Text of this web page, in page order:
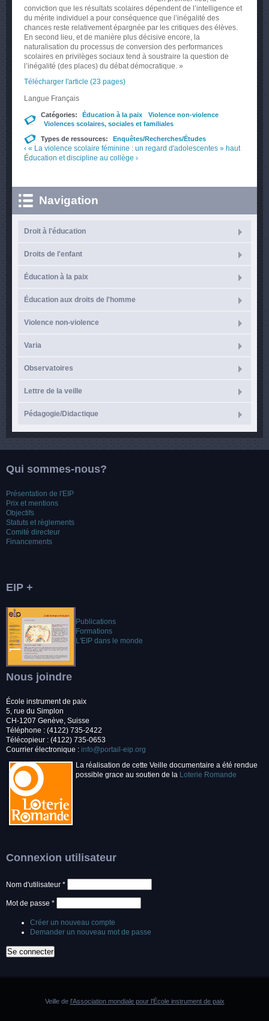
conviction que les résultats scolaires dépendent de l’intelligence et
du mérite individuel a pour conséquence que l’inégalité des
chances reste relativement épargnée par les critiques des élèves.
En second lieu, et de manière plus décisive encore, la
naturalisation du processus de conversion des performances
scolaires en privilèges sociaux tend à soustraire la question de
l’inégalité (des places) du débat démocratique. »
Télécharger l'article (23 pages)
Langue Français
Catégories: Éducation à la paix
Violence non-violence
Violences scolaires, sociales et familiales
Types de ressources: Enquêtes/Recherches/Études
‹ « La violence scolaire féminine : un regard d'adolescentes » haut
Éducation et discipline au collège ›
Navigation
Droit à l'éducation
Droits de l'enfant
Éducation à la paix
Éducation aux droits de l'homme
Violence non-violence
Varia
Observatoires
Lettre de la veille
Pédagogie/Didactique
Qui sommes-nous?
Présentation de l'EIP
Prix et mentions
Objectifs
Statuts et règlements
Comité directeur
Financements
EIP +
Publications
Formations
L'EIP dans le monde
Nous joindre
École instrument de paix
5, rue du Simplon
CH-1207 Genève, Suisse
Téléphone : (4122) 735-2422
Télécopieur : (4122) 735-0653
Courrier électronique : info@portail-eip.org
La réalisation de cette Veille documentaire a été rendue
possible grace au soutien de la Loterie Romande
Connexion utilisateur
Nom d'utilisateur *
Mot de passe *
Créer un nouveau compte
Demander un nouveau mot de passe
Veille de l'Association mondiale pour l'École instrument de paix